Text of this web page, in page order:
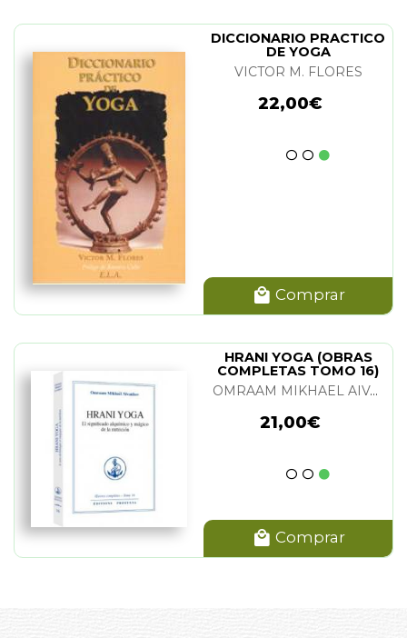
DICCIONARIO PRACTICO
DE YOGA
VICTOR M. FLORES
22,00€
Comprar
HRANI YOGA (OBRAS
COMPLETAS TOMO 16)
OMRAAM MIKHAEL AIVANHOV
21,00€
Comprar